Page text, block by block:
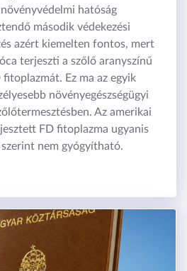
hatóság
második védekezési
azért kiemelten fontos, mert
terjeszti a szőlő aranyszínű
Ez ma az egyik
növényegészségügyi
Az amerikai
FD fitoplazma ugyanis
nem gyógyítható.